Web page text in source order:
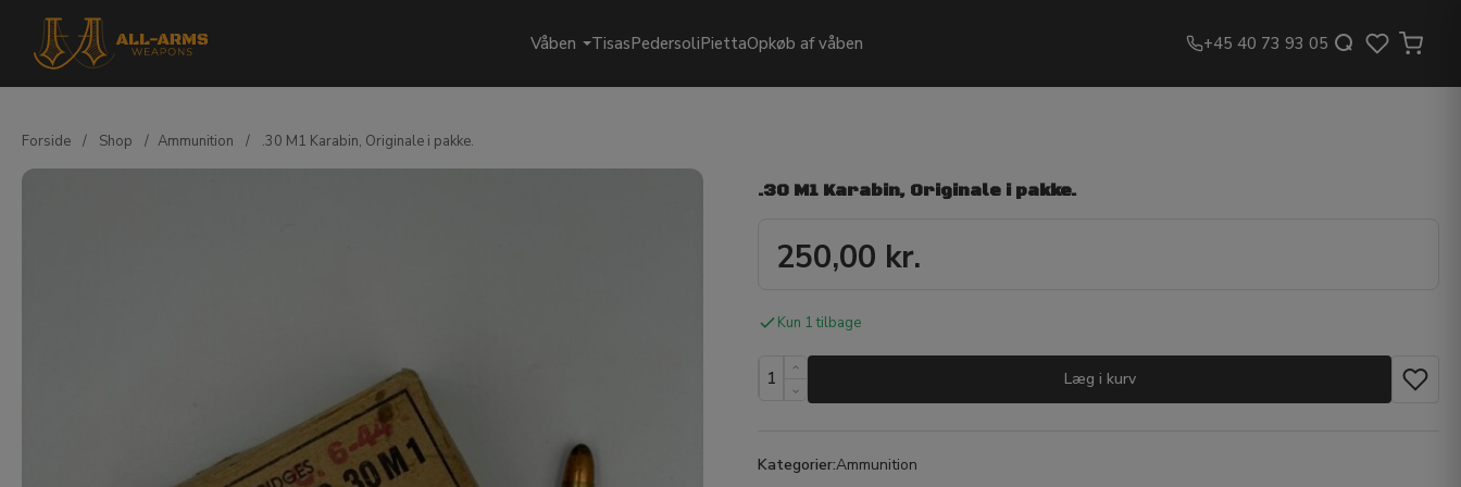
Våben TisasPedersoliPiettaOpkøb af våben +45 40 73 93 05
Forside / Shop / Ammunition / .30 M1 Karabin, Originale i pakke.
.30 M1 Karabin, Originale i pakke.
250,00 kr.
Kun 1 tilbage
Læg i kurv
Kategorier:Ammunition